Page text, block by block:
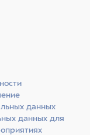
данных
данных для